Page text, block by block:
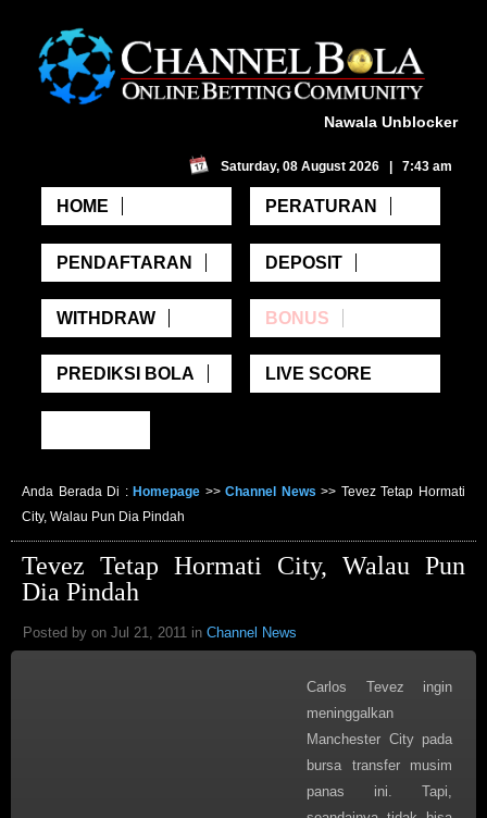
Nawala Unblocker
Saturday, 08 August 2026 | 7:43 am
HOME PERATURAN
PENDAFTARAN DEPOSIT
WITHDRAW BONUS
PREDIKSI BOLA LIVE SCORE
Anda Berada Di :Homepage >>Channel News >> Tevez Tetap Hormati
City, Walau Pun Dia Pindah
Tevez Tetap Hormati City, Walau Pun
Dia Pindah
Posted by on Jul 21, 2011 in Channel News
Carlos Tevez ingin
meninggalkan
Manchester City pada
bursa transfer musim
panas ini. Tapi,